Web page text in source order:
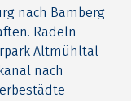
nach Bamberg
Radeln
Altmühltal
nach